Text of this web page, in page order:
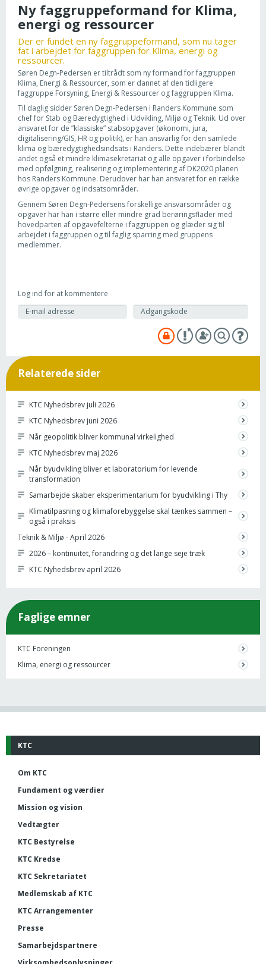
Ny faggruppeformand for Klima,
energi og ressourcer
Der er fundet en ny faggruppeformand, som nu tager
fat i arbejdet for faggruppen for Klima, energi og
ressourcer.
Søren Degn-Pedersen er tiltrådt som ny formand for faggruppen
Klima, Energi & Ressourcer, som er dannet af den tidligere
faggruppe Forsyning, Energi & Ressourcer og faggruppen Klima.
Til daglig sidder Søren Degn-Pedersen i Randers Kommune som
chef for Stab og Bæredygtighed i Udvikling, Miljø og Teknik. Ud over
ansvaret for de ”klassiske” stabsopgaver (økonomi, jura,
digitalisering/GIS, HR og politik), er han ansvarlig for den samlede
klima og bæredygtighedsindsats i Randers. Dette indebærer blandt
andet også et mindre klimasekretariat og alle opgaver i forbindelse
med opfølgning, realisering og implementering af DK2020 planen
hos Randers Kommune. Derudover har han ansvaret for en række
øvrige opgaver og indsatsområder.
Gennem Søren Degn-Pedersens forskellige ansvarsområder og
opgaver har han i større eller mindre grad berøringsflader med
hovedparten af opgavefelterne i faggruppen og glæder sig til
arbejdet i faggruppen og til faglig sparring med gruppens
medlemmer.
Log ind for at kommentere
Relaterede sider
KTC Nyhedsbrev juli 2026
KTC Nyhedsbrev juni 2026
Når geopolitik bliver kommunal virkelighed
KTC Nyhedsbrev maj 2026
Når byudvikling bliver et laboratorium for levende
transformation
Samarbejde skaber eksperimentarium for byudvikling i Thy
Klimatilpasning og klimaforebyggelse skal tænkes sammen –
også i praksis
Teknik & Miljø - April 2026
2026 – kontinuitet, forandring og det lange seje træk
KTC Nyhedsbrev april 2026
Faglige emner
KTC Foreningen
Klima, energi og ressourcer
KTC
Om KTC
Fundament og værdier
Mission og vision
Vedtægter
KTC Bestyrelse
KTC Kredse
KTC Sekretariatet
Medlemskab af KTC
KTC Arrangementer
Presse
Samarbejdspartnere